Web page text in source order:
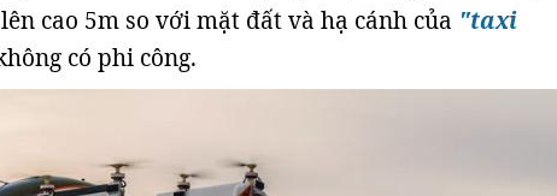
cao 5m so với mặt đất và hạ cánh của "taxi
có phi công.